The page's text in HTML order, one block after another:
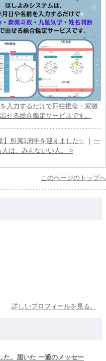
入力するだけで四柱推命・紫微
せる総合鑑定サービスです。
所属1周年を迎えました✨
一
は、みんないい人。 >
このページのトップへ
詳しいプロフィールを見る。
た。届いた 一通のメッセー